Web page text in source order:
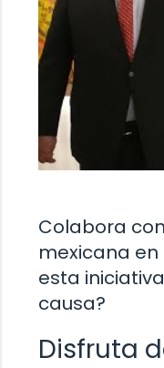
Colabora
mexicana en
esta
causa?
Disfruta